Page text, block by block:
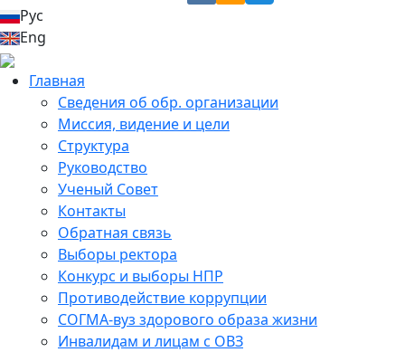
Рус
Eng
Главная
Сведения об обр. организации
Миссия, видение и цели
Структура
Руководство
Ученый Совет
Контакты
Обратная связь
Выборы ректора
Конкурс и выборы НПР
Противодействие коррупции
СОГМА-вуз здорового образа жизни
Инвалидам и лицам с ОВЗ